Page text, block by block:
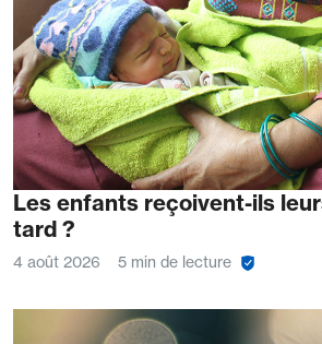
Les enfants reçoivent-ils
tard ?
4 août 2026 5 min de lecture